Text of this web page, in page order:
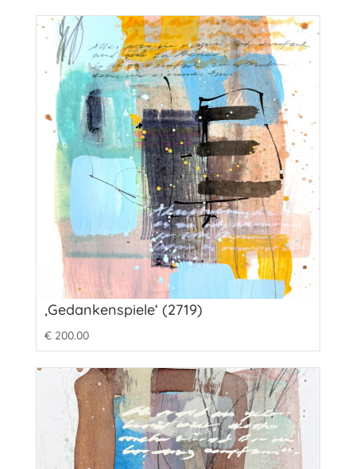
‚Gedankenspiele‘ (2719)
€200.00